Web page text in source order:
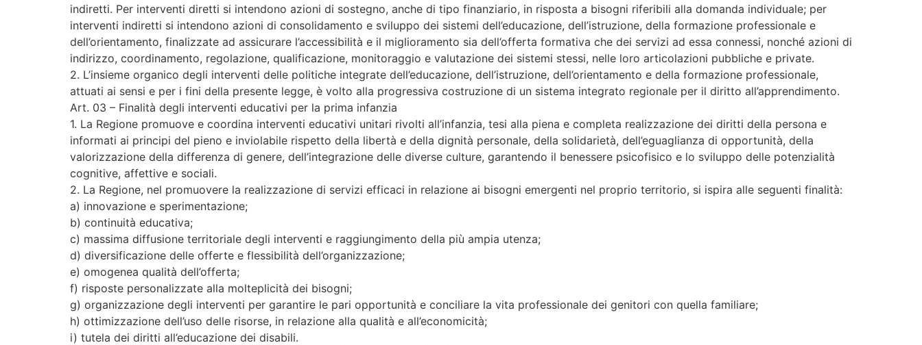
indiretti. Per interventi diretti si intendono azioni di sostegno, anche di tipo finanziario, in risposta a bisogni riferibili alla domanda individuale; per
interventi indiretti si intendono azioni di consolidamento e sviluppo dei sistemi dell’educazione, dell’istruzione, della formazione professionale e
dell’orientamento, finalizzate ad assicurare l’accessibilità e il miglioramento sia dell’offerta formativa che dei servizi ad essa connessi, nonché azioni di
indirizzo, coordinamento, regolazione, qualificazione, monitoraggio e valutazione dei sistemi stessi, nelle loro articolazioni pubbliche e private.
2. L’insieme organico degli interventi delle politiche integrate dell’educazione, dell’istruzione, dell’orientamento e della formazione professionale,
attuati ai sensi e per i fini della presente legge, è volto alla progressiva costruzione di un sistema integrato regionale per il diritto all’apprendimento.
Art. 03 – Finalità degli interventi educativi per la prima infanzia
1. La Regione promuove e coordina interventi educativi unitari rivolti all’infanzia, tesi alla piena e completa realizzazione dei diritti della persona e
informati ai principi del pieno e inviolabile rispetto della libertà e della dignità personale, della solidarietà, dell’eguaglianza di opportunità, della
valorizzazione della differenza di genere, dell’integrazione delle diverse culture, garantendo il benessere psicofisico e lo sviluppo delle potenzialità
cognitive, affettive e sociali.
2. La Regione, nel promuovere la realizzazione di servizi efficaci in relazione ai bisogni emergenti nel proprio territorio, si ispira alle seguenti finalità:
a) innovazione e sperimentazione;
b) continuità educativa;
c) massima diffusione territoriale degli interventi e raggiungimento della più ampia utenza;
d) diversificazione delle offerte e flessibilità dell’organizzazione;
e) omogenea qualità dell’offerta;
f) risposte personalizzate alla molteplicità dei bisogni;
g) organizzazione degli interventi per garantire le pari opportunità e conciliare la vita professionale dei genitori con quella familiare;
h) ottimizzazione dell’uso delle risorse, in relazione alla qualità e all’economicità;
i) tutela dei diritti all’educazione dei disabili.